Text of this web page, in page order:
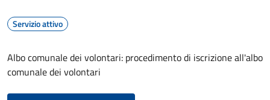
Servizio attivo
Albo comunale dei volontari: procedimento di iscrizione all'albo
comunale dei volontari